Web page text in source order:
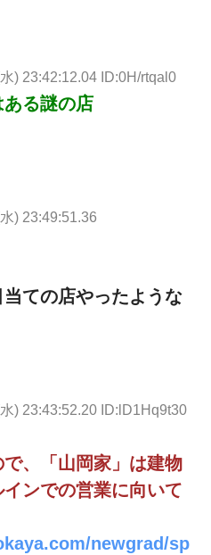
) 23:42:12.04 ID:0H/rtqal0
る謎の店
) 23:49:51.36
当ての店やったような
) 23:43:52.20 ID:lD1Hq9t30
、「山岡家」は建物
ンでの営業に向いて
newgrad/sp